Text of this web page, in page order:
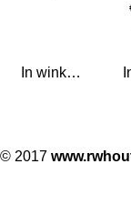
In winkelwagen
© 2017